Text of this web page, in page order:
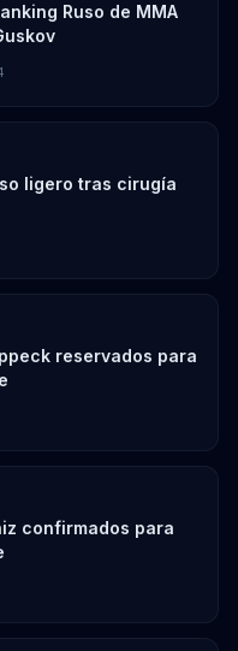
Ruso de MMA
ligero tras cirugía
reservados para
confirmados para